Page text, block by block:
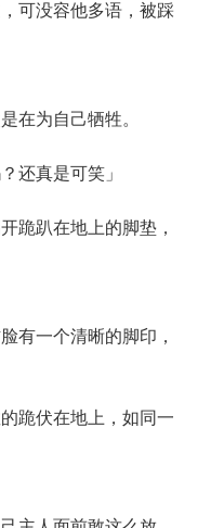
可没容他多语，被踩
为自己牺牲。
真是可笑」
趴在地上的脚垫，
一个清晰的脚印，
跪伏在地上，如同一